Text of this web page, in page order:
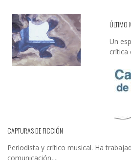
ÚLTIMO
Un
crítica
CAPTURAS DE FICCIÓN
Periodista y crítico musical. Ha
comunicación,...